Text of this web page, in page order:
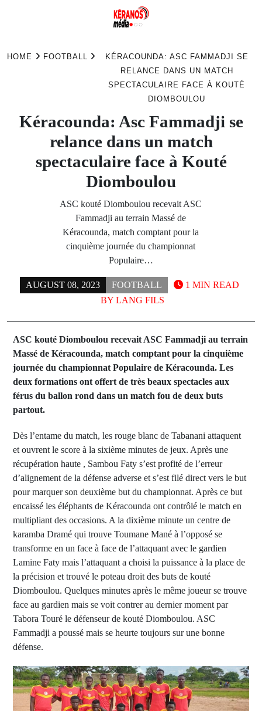
HOME FOOTBALL
KÉRACOUNDA: ASC FAMMADJI SE
RELANCE DANS UN MATCH
SPECTACULAIRE FACE À KOUTÉ
DIOMBOULOU
Kéracounda: Asc Fammadji se
relance dans un match
spectaculaire face à Kouté
Diomboulou
ASC kouté Diomboulou recevait ASC
Fammadji au terrain Massé de
Kéracounda, match comptant pour la
cinquième journée du championnat
Populaire…
AUGUST 08, 2023
FOOTBALL
BY LANG FILS
1 MIN READ
ASC kouté Diomboulou recevait ASC Fammadji au terrain
Massé de Kéracounda, match comptant pour la cinquième
journée du championnat Populaire de Kéracounda. Les
deux formations ont offert de très beaux spectacles aux
férus du ballon rond dans un match fou de deux buts
partout.
Dès l’entame du match, les rouge blanc de Tabanani attaquent
et ouvrent le score à la sixième minutes de jeux. Après une
récupération haute , Sambou Faty s’est profité de l’erreur
d’alignement de la défense adverse et s’est filé direct vers le but
pour marquer son deuxième but du championnat. Après ce but
encaissé les éléphants de Kéracounda ont contrôlé le match en
multipliant des occasions. A la dixième minute un centre de
karamba Dramé qui trouve Toumane Mané à l’opposé se
transforme en un face à face de l’attaquant avec le gardien
Lamine Faty mais l’attaquant a choisi la puissance à la place de
la précision et trouvé le poteau droit des buts de kouté
Diomboulou. Quelques minutes après le même joueur se trouve
face au gardien mais se voit contrer au dernier moment par
Tabora Touré le défenseur de kouté Diomboulou. ASC
Fammadji a poussé mais se heurte toujours sur une bonne
défense.